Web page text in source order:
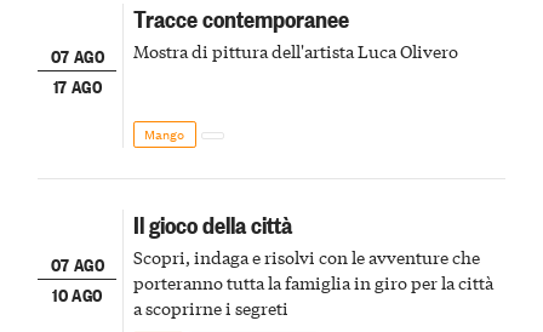
07 AGO
17 AGO
Tracce contemporanee
Mostra di pittura dell'artista Luca Olivero
Mango
07 AGO
10 AGO
Il gioco della città
Scopri, indaga e risolvi con le avventure che
porteranno tutta la famiglia in giro per la città
a scoprirne i segreti